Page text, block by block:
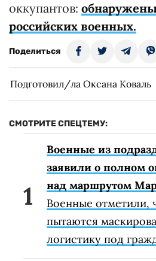
оккупантов: обнаружены
российских военных.
Поделиться
Подготовил/ла Оксана Коваль
СМОТРИТЕ СПЕЦТЕМУ:
Военные из
заявили о полном
над маршрутом
Военные отметили,
пытаются
логистику под